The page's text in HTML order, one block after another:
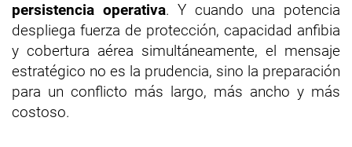
persistencia operativa. Y cuando una potencia
despliega fuerza de protección, capacidad anfibia
y cobertura aérea simultáneamente, el mensaje
estratégico no es la prudencia, sino la preparación
para un conflicto más largo, más ancho y más
costoso.